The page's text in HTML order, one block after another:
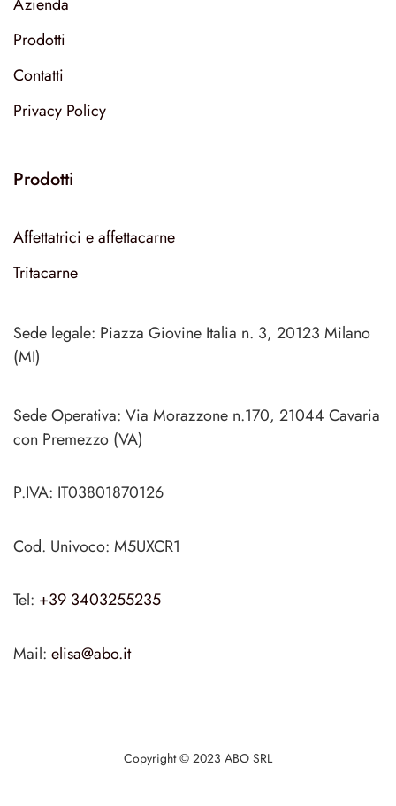
Prodotti
Contatti
Privacy Policy
Prodotti
Affettatrici e affettacarne
Tritacarne
Sede legale: Piazza Giovine Italia n. 3, 20123 Milano
(MI)
Sede Operativa: Via Morazzone n.170, 21044 Cavaria
con Premezzo (VA)
P.IVA: IT03801870126
Cod. Univoco: M5UXCR1
Tel: +39 3403255235
Mail: elisa@abo.it
Copyright © 2023 ABO SRL